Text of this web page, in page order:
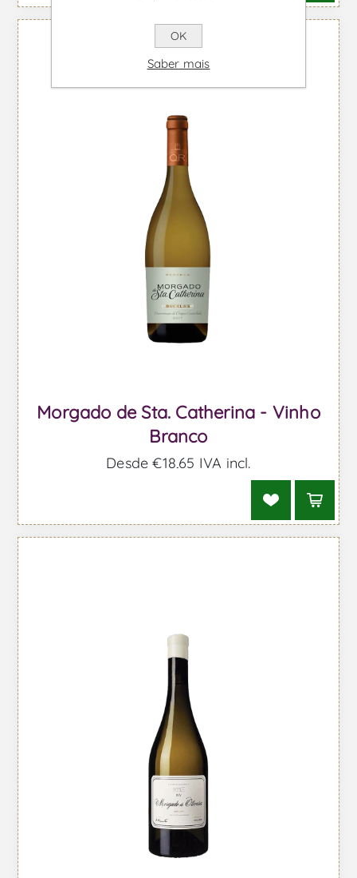
Morgado de Sta. Catherina - Vinho
Branco
Desde €18,65 IVA incl.
OK
Saber mais